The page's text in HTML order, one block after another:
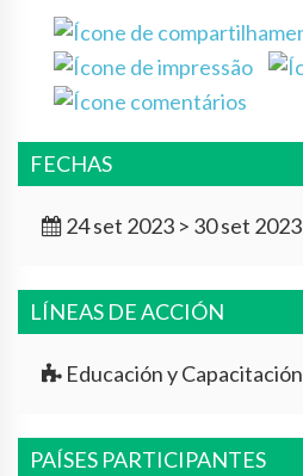
FECHAS
24 set 2023 > 30 set 2023
LÍNEAS DE ACCIÓN
Educación y Capacitación
PAÍSES PARTICIPANTES